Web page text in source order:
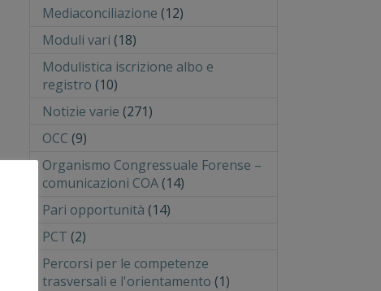
Mediaconciliazione (12)
Moduli vari (18)
Modulistica iscrizione albo e
registro (10)
Notizie varie (271)
OCC (9)
Organismo Congressuale Forense –
comunicazioni COA(14)
Pari opportunità (14)
PCT (2)
Percorsi per le competenze
trasversali e l'orientamento (1)